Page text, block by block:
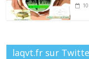
laqvt.fr sur